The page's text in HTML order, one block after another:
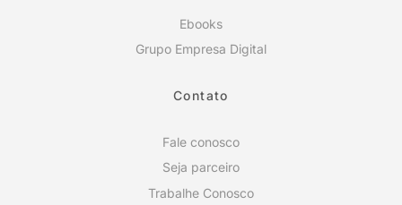
Ebooks
Grupo Empresa Digital
Contato
Fale conosco
Seja parceiro
Trabalhe Conosco